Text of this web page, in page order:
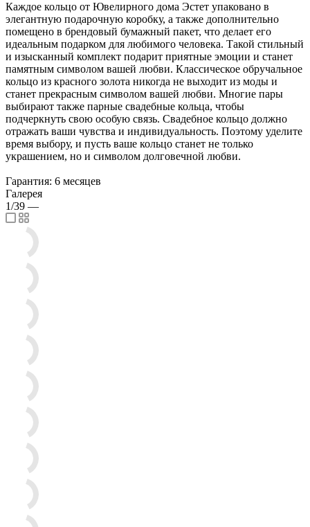
Каждое кольцо от Ювелирного дома Эстет упаковано в
элегантную подарочную коробку, а также дополнительно
помещено в брендовый бумажный пакет, что делает его
идеальным подарком для любимого человека. Такой стильный
и изысканный комплект подарит приятные эмоции и станет
памятным символом вашей любви. Классическое обручальное
кольцо из красного золота никогда не выходит из моды и
станет прекрасным символом вашей любви. Многие пары
выбирают также парные свадебные кольца, чтобы
подчеркнуть свою особую связь. Свадебное кольцо должно
отражать ваши чувства и индивидуальность. Поэтому уделите
время выбору, и пусть ваше кольцо станет не только
украшением, но и символом долговечной любви.
Гарантия: 6 месяцев
Галерея
1/39 —